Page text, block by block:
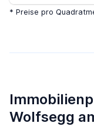
* Preise pro
Wolfsegg